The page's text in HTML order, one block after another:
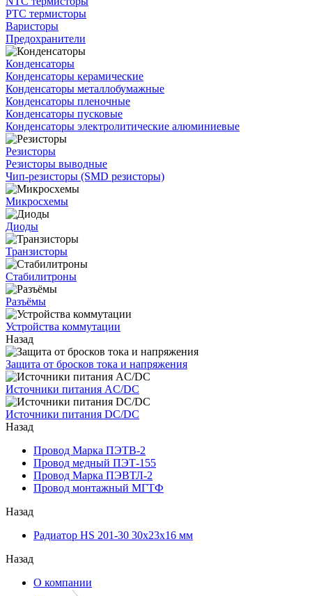
PTC термисторы
Варисторы
Предохранители
Конденсаторы
Конденсаторы керамические
Конденсаторы металлобумажные
Конденсаторы пленочные
Конденсаторы пусковые
Конденсаторы электролитические алюминиевые
Резисторы
Резисторы выводные
Чип-резисторы (SMD резисторы)
Микросхемы
Диоды
Транзисторы
Стабилитроны
Разъёмы
Устройства коммутации
Назад
Защита от бросков тока и напряжения
Источники питания AC/DC
Источники питания DC/DC
Назад
Провод Марка ПЭТВ-2
Провод медный ПЭТ-155
Провод Марка ПЭВТЛ-2
Провод монтажный МГТФ
Назад
Радиатор HS 201-30 30х23х16 мм
Назад
О компании